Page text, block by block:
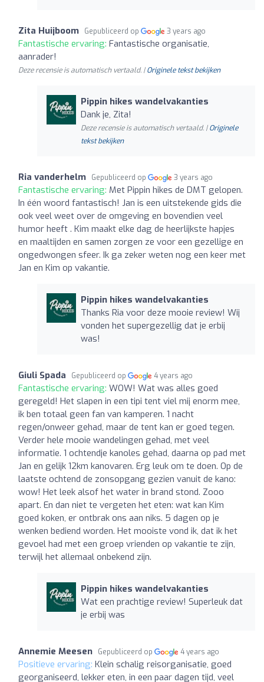
Zita Huijboom Gepubliceerd op 3 years ago
Fantastische ervaring: Fantastische organisatie,
aanrader!
Deze recensie is automatisch vertaald. |Originele tekst bekijken
Pippin hikes wandelvakanties
Dank je, Zita!
Deze recensie is automatisch vertaald. |Originele
tekst bekijken
Ria vanderhelm Gepubliceerd op 3 years ago
Fantastische ervaring: Met Pippin hikes de DMT gelopen.
In één woord fantastisch! Jan is een uitstekende gids die
ook veel weet over de omgeving en bovendien veel
humor heeft . Kim maakt elke dag de heerlijkste hapjes
en maaltijden en samen zorgen ze voor een gezellige en
ongedwongen sfeer. Ik ga zeker weten nog een keer met
Jan en Kim op vakantie.
Pippin hikes wandelvakanties
Thanks Ria voor deze mooie review! Wij
vonden het supergezellig dat je erbij
was!
Giuli Spada Gepubliceerd op 4 years ago
Fantastische ervaring: WOW! Wat was alles goed
geregeld! Het slapen in een tipi tent viel mij enorm mee,
ik ben totaal geen fan van kamperen. 1 nacht
regen/onweer gehad, maar de tent kan er goed tegen.
Verder hele mooie wandelingen gehad, met veel
informatie. 1 ochtendje kanoles gehad, daarna op pad met
Jan en gelijk 12km kanovaren. Erg leuk om te doen. Op de
laatste ochtend de zonsopgang gezien vanuit de kano:
wow! Het leek alsof het water in brand stond. Zooo
apart. En dan niet te vergeten het eten: wat kan Kim
goed koken, er ontbrak ons aan niks. 5 dagen op je
wenken bediend worden. Het mooiste vond ik, dat ik het
gevoel had met een groep vrienden op vakantie te zijn,
terwijl het allemaal onbekend zijn.
Pippin hikes wandelvakanties
Wat een prachtige review! Superleuk dat
je erbij was
Annemie Meesen Gepubliceerd op 4 years ago
Positieve ervaring: Klein schalig reisorganisatie, goed
georganiseerd, lekker eten, in een paar dagen tijd, veel